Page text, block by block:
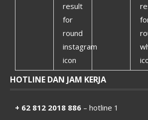
HOTLINE DAN JAM KERJA
+ 62 812 2018 886 – hotline 1